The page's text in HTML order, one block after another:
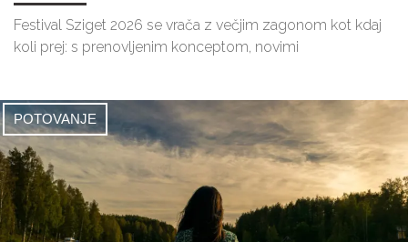
Festival Sziget 2026 se vrača z večjim zagonom kot kdaj
koli prej: s prenovljenim konceptom, novimi
POTOVANJE